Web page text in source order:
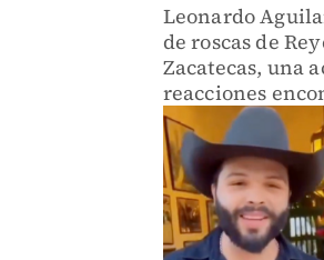
Leonardo
de roscas de
Zacatecas, una
reacciones
sociales.